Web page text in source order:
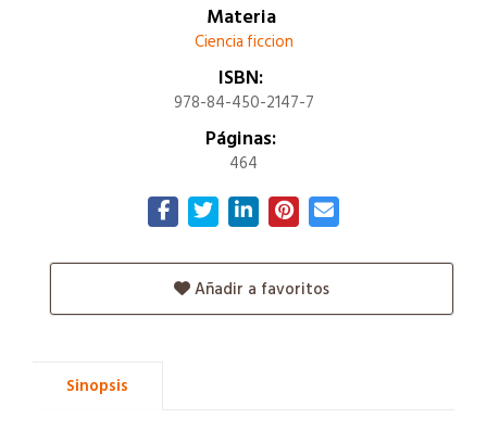
Materia
Ciencia ficcion
ISBN:
978-84-450-2147-7
Páginas:
464
Añadir a favoritos
Sinopsis